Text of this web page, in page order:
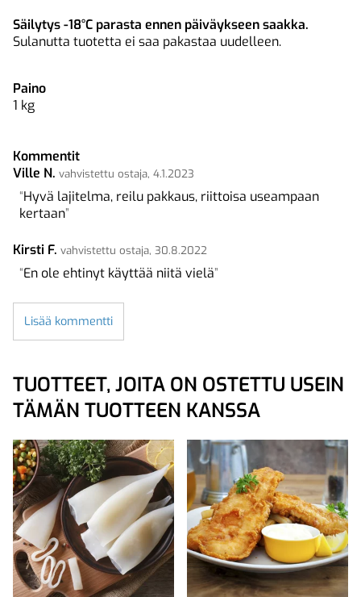
Säilytys -18°C parasta ennen päiväykseen saakka.
Sulanutta tuotetta ei saa pakastaa uudelleen.
Paino
1 kg
Kommentit
Ville N. vahvistettu ostaja, 4.1.2023
Hyvä lajitelma, reilu pakkaus, riittoisa useampaan
kertaan
Kirsti F. vahvistettu ostaja, 30.8.2022
En ole ehtinyt käyttää niitä vielä
Lisää kommentti
TUOTTEET, JOITA ON OSTETTU USEIN
TÄMÄN TUOTTEEN KANSSA